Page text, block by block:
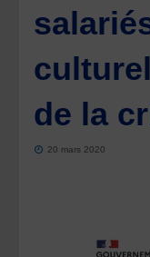
de la
20 mars 2020